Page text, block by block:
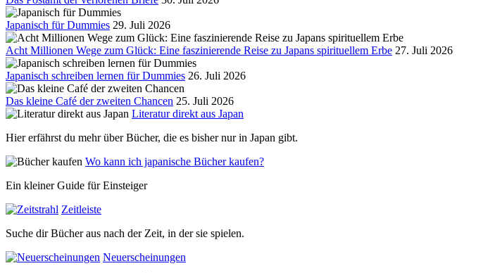
Japanisch für Dummies 29. Juli 2026
Acht Millionen Wege zum Glück: Eine faszinierende Reise zu Japans spirituellem Erbe 27. Juli 2026
Japanisch schreiben lernen für Dummies 26. Juli 2026
Das kleine Café der zweiten Chancen 25. Juli 2026
Literatur direkt aus Japan
Hier erfährst du mehr über Bücher, die es bisher nur in Japan gibt.
Wo kann ich japanische Bücher kaufen?
Ein kleiner Guide für Einsteiger
Zeitleiste
Suche dir Bücher aus nach der Zeit, in der sie spielen.
Neuerscheinungen